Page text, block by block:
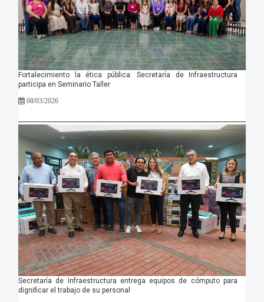
Fortalecimiento la ética pública: Secretaría de Infraestructura
participa en Seminario Taller
08/03/2026
Secretaría de Infraestructura entrega equipos de cómputo para
dignificar el trabajo de su personal